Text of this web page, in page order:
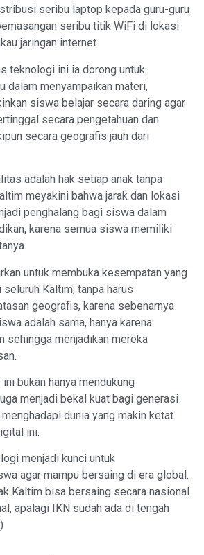
seribu laptop kepada guru-guru
seribu titik WiFi di lokasi
jaringan internet.
teknologi ini ia dorong untuk
dalam menyampaikan materi,
siswa belajar secara daring agar
secara pengetahuan dan
secara geografis jauh dari
adalah hak setiap anak tanpa
meyakini bahwa jarak dan lokasi
penghalang bagi siswa dalam
karena semua siswa memiliki
untuk membuka kesempatan yang
Kaltim, tanpa harus
geografis, karena sebenarnya
adalah sama, hanya karena
sehingga menjadikan mereka
bukan hanya mendukung
menjadi bekal kuat bagi generasi
dunia yang makin ketat
ini.
menjadi kunci untuk
agar mampu bersaing di era global.
Kaltim bisa bersaing secara nasional
apalagi IKN sudah ada di tengah